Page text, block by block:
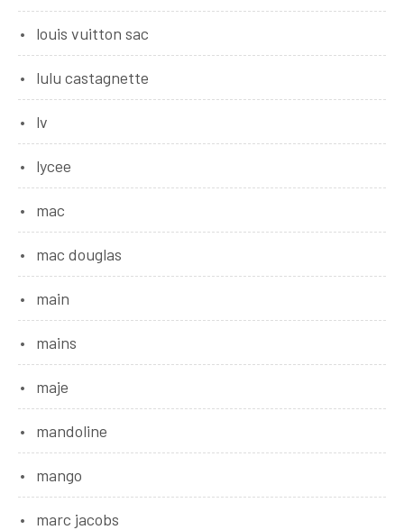
louis vuitton sac
lulu castagnette
lv
lycee
mac
mac douglas
main
mains
maje
mandoline
mango
marc jacobs